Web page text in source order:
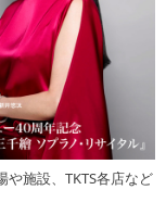
施設、TKTS各店など